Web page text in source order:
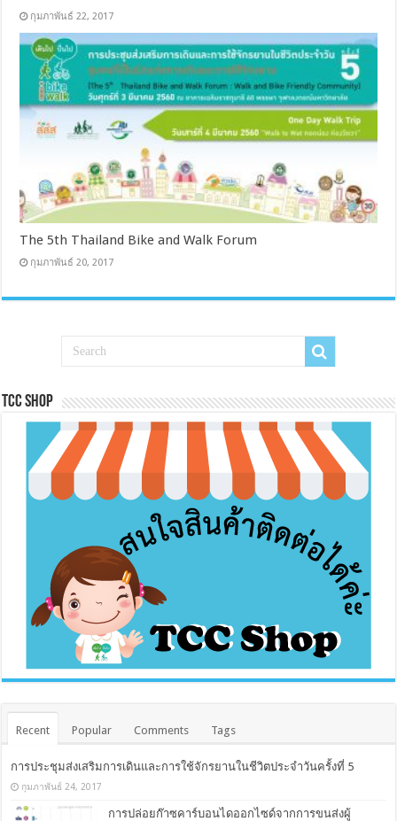
กุมภาพันธ์ 22, 2017
The 5th Thailand Bike and Walk Forum
กุมภาพันธ์ 20, 2017
Tcc Shop
Recent Popular Comments Tags
การประชุมส่งเสริมการเดินและการใช้จักรยานในชีวิตประจำวันครั้งที่ 5
กุมภาพันธ์ 24, 2017
การปล่อยก๊าซคาร์บอนไดออกไซด์จากการขนส่งผู้